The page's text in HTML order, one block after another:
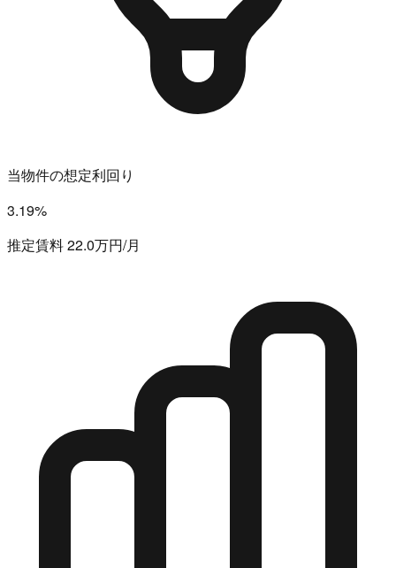
当物件の想定利回り
3.19%
推定賃料 22.0万円/月